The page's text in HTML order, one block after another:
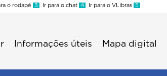
o rodapé 3 Ir para o chat 4 Ir para o VLibras 5
Informações úteis Mapa digital